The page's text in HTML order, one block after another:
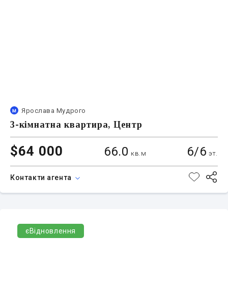
Ярослава Мудрого
3-кімнатна квартира, Центр
$64 000 66.0 кв.м 6/6 эт.
Контакти агента
єВідновлення